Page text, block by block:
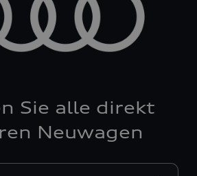
Sie alle direkt
Neuwagen